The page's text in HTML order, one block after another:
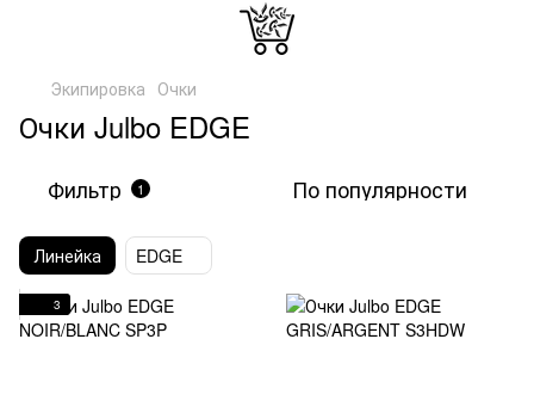
Экипировка Очки
Очки Julbo EDGE
Фильтр 1 По популярности
Линейка EDGE
3